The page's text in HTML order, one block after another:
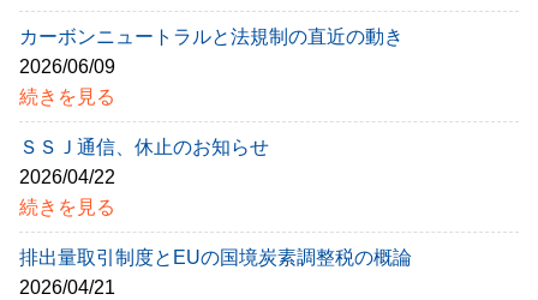
カーボンニュートラルと法規制の直近の動き
2026/06/09
続きを見る
ＳＳＪ通信、休止のお知らせ
2026/04/22
続きを見る
排出量取引制度とEUの国境炭素調整税の概論
2026/04/21